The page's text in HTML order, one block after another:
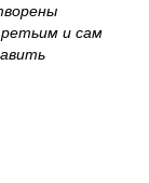
и сам